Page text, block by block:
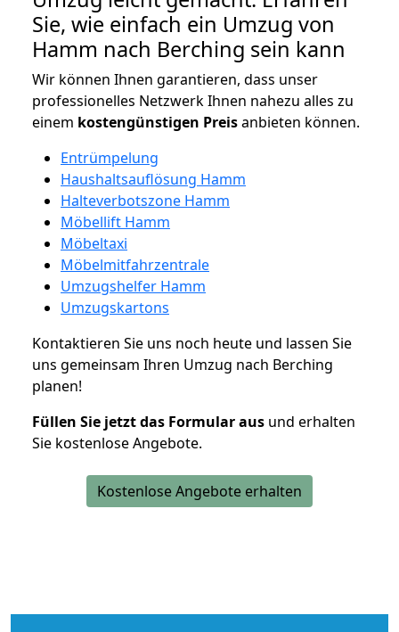
Sie, wie einfach ein Umzug von
Hamm nach Berching sein kann
Wir können Ihnen garantieren, dass unser
professionelles Netzwerk Ihnen nahezu alles zu
einem kostengünstigen Preisanbieten können.
Entrümpelung
Haushaltsauflösung Hamm
Halteverbotszone Hamm
Möbellift Hamm
Möbeltaxi
Möbelmitfahrzentrale
Umzugshelfer Hamm
Umzugskartons
Kontaktieren Sie uns noch heute und lassen Sie
uns gemeinsam Ihren Umzug nach Berching
planen!
Füllen Sie jetzt das Formular aus und erhalten
Sie kostenlose Angebote.
Kostenlose Angebote erhalten